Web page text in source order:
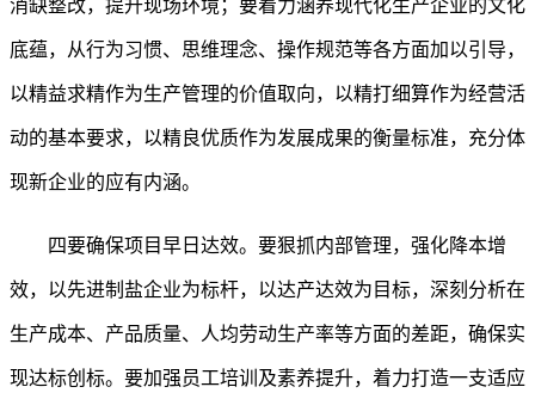
消缺整改，提升现场环境；要着力涵养现代化生产企业的文化
底蕴，从行为习惯、思维理念、操作规范等各方面加以引导，
以精益求精作为生产管理的价值取向，以精打细算作为经营活
动的基本要求，以精良优质作为发展成果的衡量标准，充分体
现新企业的应有内涵。
四要确保项目早日达效。 要狠抓内部管理，强化降本增
效，以先进制盐企业为标杆，以达产达效为目标，深刻分析在
生产成本、产品质量、人均劳动生产率等方面的差距，确保实
现达标创标。要加强员工培训及素养提升，着力打造一支适应